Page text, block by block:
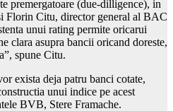
premergatoare (due-dilligence), in
Florin Citu, director general al BAC
unui rating permite oricarui
clara asupra bancii oricand doreste,
spune Citu.
exista deja patru banci cotate,
unui indice pe acest
BVB, Stere Framache.